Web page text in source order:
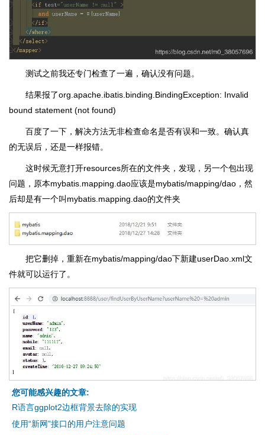
测试之前我还专门检查了一遍，确认没有问题。
结果报了org.apache.ibatis.binding.BindingException: Invalid
bound statement (not found)
百度了一下，解决方法无非检查命名是否有误和一致。确认真
的无误后，还是一样报错。
这时候无意打开resources所在的文件夹，发现，另一个包出现
问题，原本mybatis.mapping.dao应该是mybatis/mapping/dao，然
后却是有一个叫mybatis.mapping.dao的文件夹
把它删掉，重新在mybatis/mapping/dao下新建userDao.xml文
件就可以运行了。
您可能感兴趣的文章:
R语言ggplot2边框背景去除的实现
使用“新网”接口的用户注意问题